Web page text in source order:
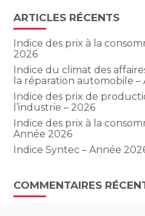
ARTICLES RÉCENTS
Indice des prix à la
2026
Indice du climat des
la réparation automobile –
Indice des prix de
l’industrie – 2026
Indice des prix à la
Année 2026
Indice Syntec – Année
COMMENTAIRES